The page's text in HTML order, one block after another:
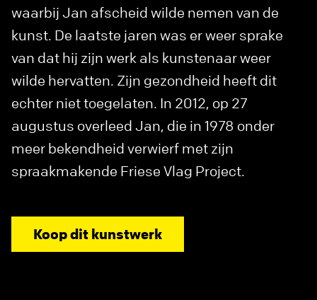
waarbij Jan afscheid wilde nemen van de
kunst. De laatste jaren was er weer sprake
van dat hij zijn werk als kunstenaar weer
wilde hervatten. Zijn gezondheid heeft dit
echter niet toegelaten. In 2012, op 27
augustus overleed Jan, die in 1978 onder
meer bekendheid verwierf met zijn
spraakmakende Friese Vlag Project.
Koop dit kunstwerk